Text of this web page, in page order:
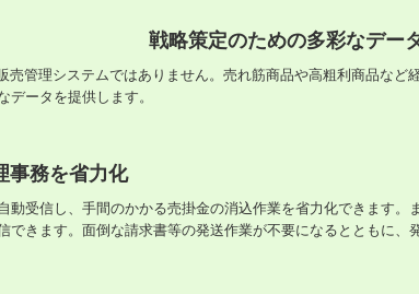
戦略策定のための多彩なデー
売管理システムではありません。売れ筋商品や高粗利商品など
データを提供します。
事務を省力化
動受信し、手間のかかる売掛金の消込作業を省力化できます。
できます。面倒な請求書等の発送作業が不要になるとともに、